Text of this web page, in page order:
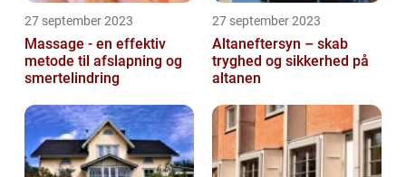
27 september 2023
Massage - en effektiv
metode til afslapning og
smertelindring
27 september 2023
Altaneftersyn – skab
tryghed og sikkerhed på
altanen